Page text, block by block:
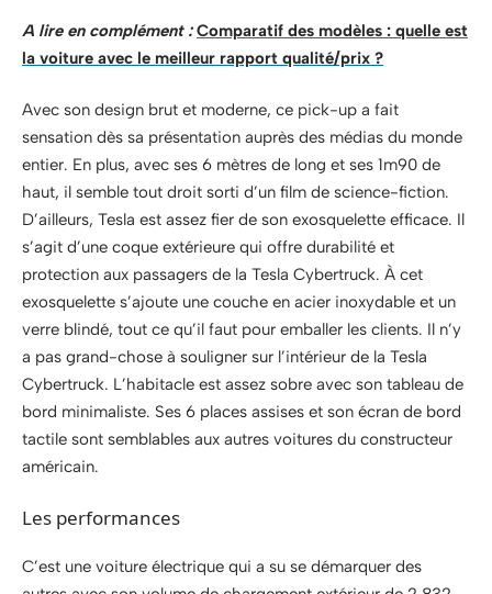
A lire en complément : Comparatif des modèles : quelle est
la voiture avec le meilleur rapport qualité/prix ?
Avec son design brut et moderne, ce pick-up a fait
sensation dès sa présentation auprès des médias du monde
entier. En plus, avec ses 6 mètres de long et ses 1m90 de
haut, il semble tout droit sorti d’un film de science-fiction.
D’ailleurs, Tesla est assez fier de son exosquelette efficace. Il
s’agit d’une coque extérieure qui offre durabilité et
protection aux passagers de la Tesla Cybertruck. À cet
exosquelette s’ajoute une couche en acier inoxydable et un
verre blindé, tout ce qu’il faut pour emballer les clients. Il n’y
a pas grand-chose à souligner sur l’intérieur de la Tesla
Cybertruck. L’habitacle est assez sobre avec son tableau de
bord minimaliste. Ses 6 places assises et son écran de bord
tactile sont semblables aux autres voitures du constructeur
américain.
Les performances
C’est une voiture électrique qui a su se démarquer des